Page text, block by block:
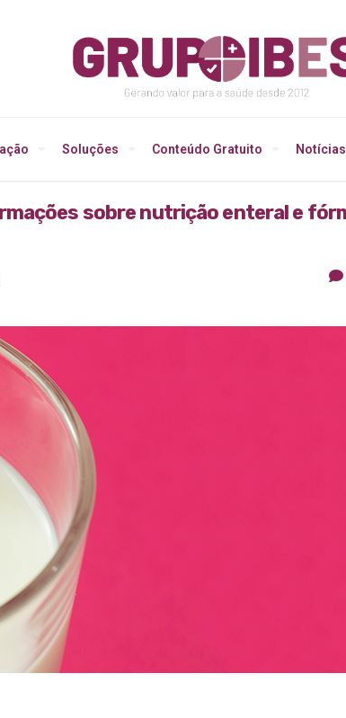
Soluções Conteúdo Gratuito Notícias
sobre nutrição enteral e